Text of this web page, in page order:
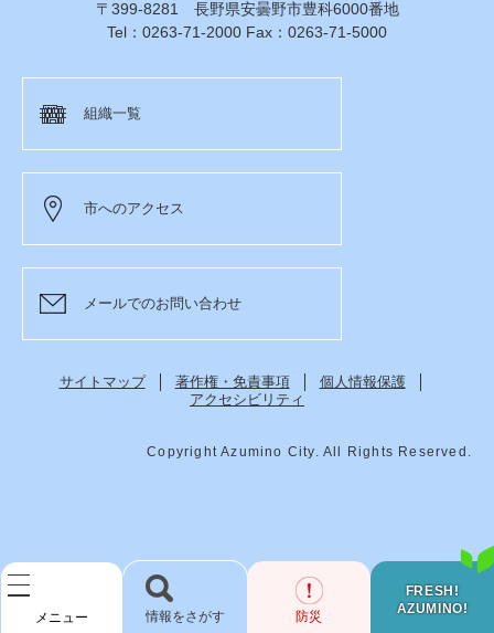
メニュー
FRESH!
AZUMINO!
検
防災
〒399-8281 長野県安曇野市豊科6000番地
Tel：0263-71-2000 Fax：0263-71-5000
組織一覧
市へのアクセス
メールでのお問い合わせ
サイトマップ 著作権・免責事項
個人情報保護
アクセシビリティ
Copyright Azumino City. All Rights Reserved.